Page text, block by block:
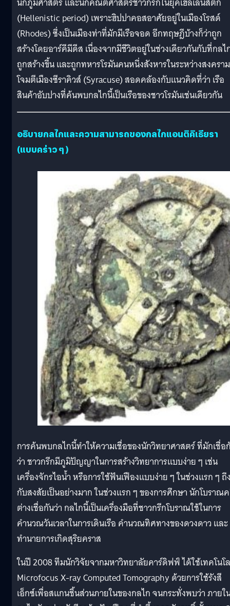
(Hellenistic period) เพราะฮิปปาคอสอาศัยอยู่ในเมืองโรสด์
(Rhodes) ซึ่งเป็นเมืองท่าที่มักมีเรือจอด อีกทฤษฎีบ้างก็ว่าถูก
สร้างโดยอาร์คีมีดีส เนื่องจากมีชีวิตอยู่ในช่วงเดียวกันกับที่กลไ
ถูกสร้างขึ้น และถูกทหารโรมันคนหนึ่งสังหารในระหว่างสงคราม
โจมตีเมืองซีราคิวส์ (Syracuse) สอดคล้องกับแนวคิดที่ว่า เรือ
สินค้าอับปางที่ค้นพบกลไกนี้เป็นเรือของชาวโรมันเช่นเดียวกัน
อธิบายกลไกและความสามารถของกลไกแอนติคิเธียรา
(แบบคร่าว ๆ )
การค้นพบกลไกนี้ทำให้ความเชื่อของนักวิทยาศาสตร์ ที่มักเชื่อ
ว่า ชาวกรีกมีภูมิปัญญาในการสร้างวิทยาการแบบง่าย ๆ เช่น
เครื่องจักรไอน้ำ หรือการใช้ฟันเฟืองแบบง่าย ๆ ในช่วงแรก ๆ ถึ
กับสงสัยเป็นอย่างมาก ในช่วงแรก ๆ ของการศึกษา นักโบราณ
ต่างเชื่อกันว่า กลไกนี้เป็นเครื่องมือที่ชาวกรีกโบราณใช้ในการ
คำนวณวันเวลาในการเดินเรือ คำนวณทิศทางของดวงดาว และ
ทำนายการเกิดสุริยคราส
ในปี 2008 ทีมนักวิจัยจากมหาวิทยาลัยคาร์ดิฟฟ์ ได้ใช้เทคโนโ
Microfocus X-ray Computed Tomography ด้วยการใช้รังสี
เอ็กซ์เพื่อสแกนชิ้นส่วนภายในของกลไก จนกระทั่งพบว่า ภายใ